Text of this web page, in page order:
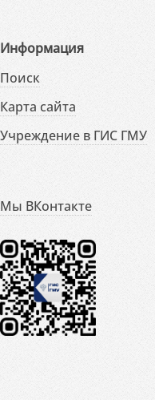
Информация
Поиск
Карта сайта
Учреждение в ГИС ГМУ
Мы ВКонтакте